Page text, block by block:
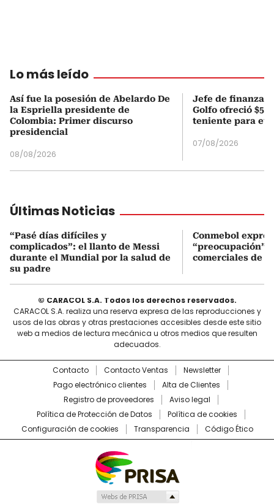
Lo más leído
Así fue la posesión de Abelardo De
la Espriella presidente de
Colombia: Primer discurso
presidencial
08/08/2026
Jefe de finanzas
Golfo ofreció
teniente para
07/08/2026
Últimas Noticias
“Pasé días difíciles y
complicados”: el llanto de Messi
durante el Mundial por la salud de
su padre
Conmebol
“preocupación”
comerciales de la
© CARACOL S.A. Todos los derechos reservados.
CARACOL S.A. realiza una reserva expresa de las reproducciones y
usos de las obras y otras prestaciones accesibles desde este sitio
web a medios de lectura mecánica u otros medios que resulten
adecuados.
Contacto Contacto Ventas
Newsletter
Pago electrónico clientes
Alta de Clientes
Registro de proveedores
Aviso legal
Política de Protección de Datos
Política de cookies
Configuración de cookies
Transparencia Código Ético